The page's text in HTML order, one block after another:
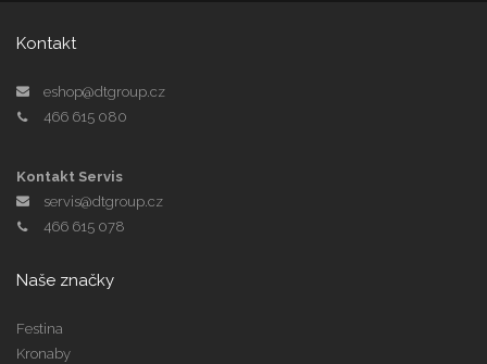
Kontakt
eshop@dtgroup.cz
466 615 080
Kontakt Servis
servis@dtgroup.cz
466 615 078
Naše značky
Festina
Kronaby